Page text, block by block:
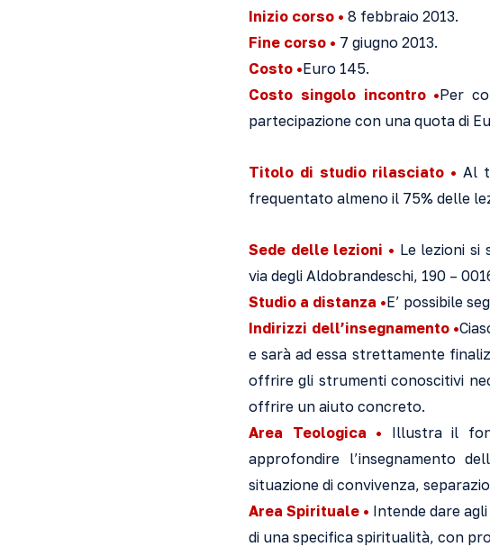
Inizio corso • 8 febbraio 2013.
Fine corso • 7 giugno 2013.
Costo •Euro 145.
Costo singolo incontro •Per
partecipazione con una quota di
Titolo di studio rilasciato • Al
frequentato almeno il 75% delle
Sede delle lezioni • Le lezioni si
via degli Aldobrandeschi, 190 –
Studio a distanza •E’ possibile
Indirizzi dell’insegnamento •
e sarà ad essa strettamente
offrire gli strumenti conoscitivi
offrire un aiuto concreto.
Area Teologica • Illustra il
approfondire l’insegnamento
situazione di convivenza,
Area Spirituale • Intende dare
di una specifica spiritualità, con